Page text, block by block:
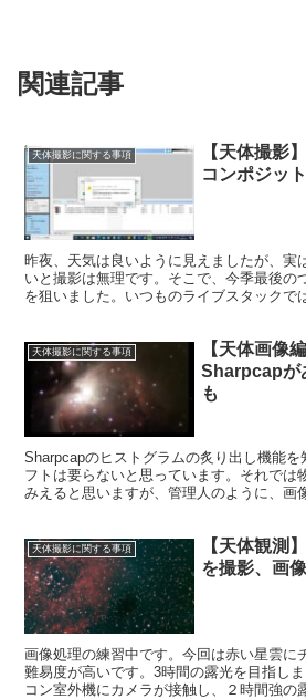
関連記事
天体撮影に関する事項
【天体撮影
コンポジッ
昨夜、天気は良いように見えましたが、実
いと撮影は無理です。そこで、今季最後の
を狙いました。いつものライブスタックで
天体撮影に関する事項
【天体画像
Sharpcapが
も
Sharpcapのヒストグラムの炙り出し機能を
フトは要らないと思っています。それでは
みえると思いますが、管理人のように、画
天体撮影に関する事項
【天体観測
を撮影、画
画像処理の練習中です。今回は赤い星雲に
難易度が高いです。3時間の露光を目指し
コン室外機にカメラが接触し、２時間強の